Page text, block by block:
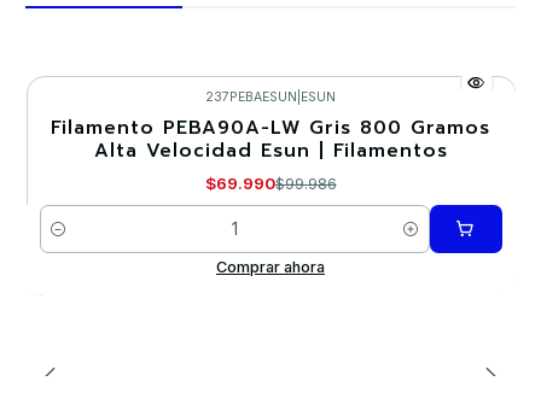
-30%
237PEBAESUN ESUN
Filamento PEBA90A-LW Gris 800 Gramos
Alta Velocidad Esun | Filamentos
$69.990$99.986
Cantidad
Comprar ahora